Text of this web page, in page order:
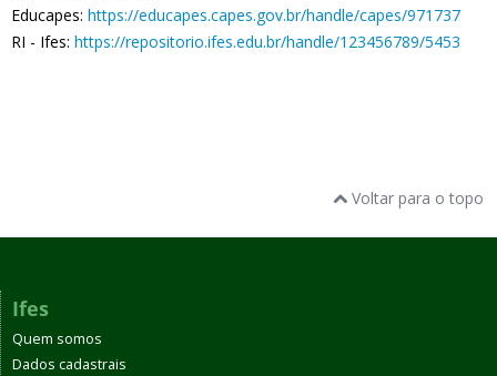
Educapes: https://educapes.capes.gov.br/handle/capes/971737
RI - Ifes: https://repositorio.ifes.edu.br/handle/123456789/5453
Voltar para o topo
Ifes
Quem somos
Dados cadastrais